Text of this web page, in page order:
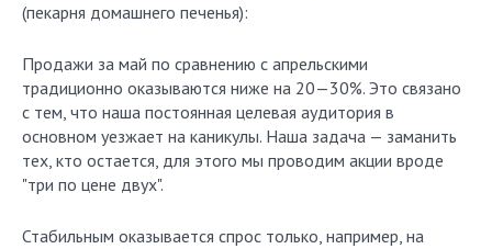
(пекарня домашнего печенья):
Продажи за май по сравнению с апрельскими
традиционно оказываются ниже на 20—30%. Это связано
с тем, что наша постоянная целевая аудитория в
основном уезжает на каникулы. Наша задача — заманить
тех, кто остается, для этого мы проводим акции вроде
"три по цене двух".
Стабильным оказывается спрос только, например, на